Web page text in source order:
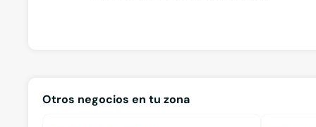
Otros negocios en tu zona